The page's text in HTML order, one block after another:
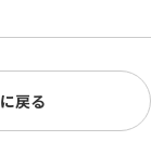
戻る